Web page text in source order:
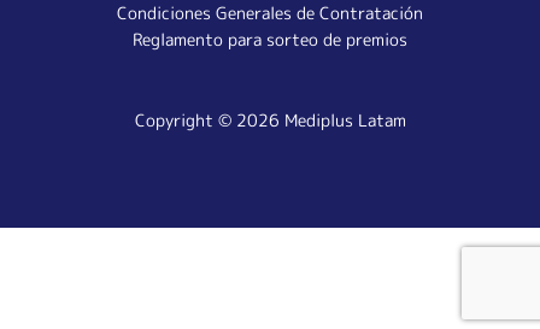
Condiciones Generales de Contratación
Reglamento para sorteo de premios
Copyright © 2026 Mediplus Latam